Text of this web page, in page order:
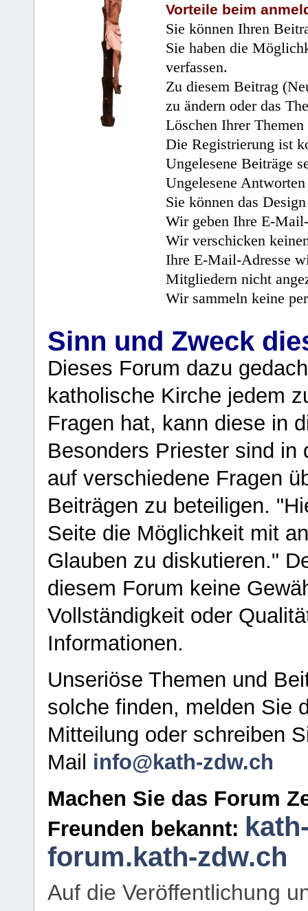
Vorteile beim
Sie können Ihren
Sie haben die
verfassen.
Zu diesem Beitrag
zu ändern oder das
Löschen Ihrer
Die Registrierung ist
Ungelesene Beiträge
Ungelesene
Sie können das
Wir geben Ihre E-
Wir verschicken
Ihre E-Mail-Adresse
Mitgliedern nicht
Wir sammeln keine
Sinn und Zweck
Dieses Forum dazu
katholische Kirche jedem
Fragen hat, kann diese in
Besonders Priester sind in
auf verschiedene Fragen
Beiträgen zu beteiligen.
Seite die Möglichkeit mit
Glauben zu diskutieren."
diesem Forum keine
Vollständigkeit oder
Informationen.
Unseriöse Themen und
solche finden, melden Sie
Mitteilung oder schreiben
Mail info@kath-zdw.ch
Machen Sie das Forum
Freunden bekannt:
forum.kath-zdw.ch
Auf die Veröffentlichung